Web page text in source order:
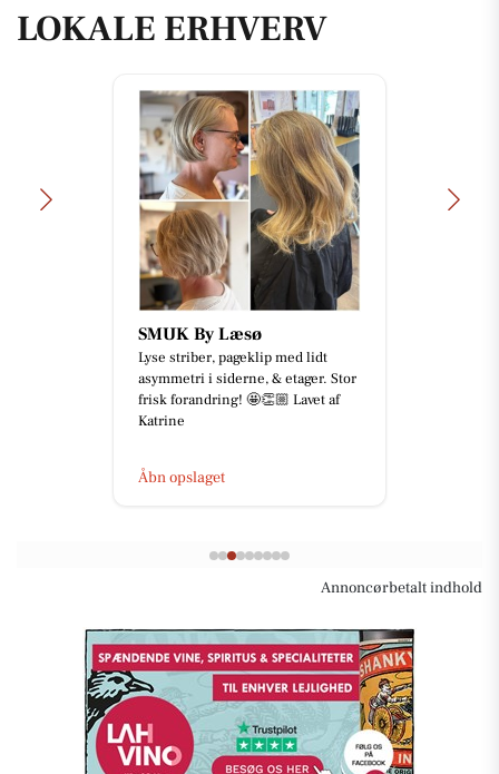
LOKALE ERHVERV
SMUK By Læsø
Lyse striber, pageklip med lidt
asymmetri i siderne, & etager. Stor
frisk forandring! 🤩👏🏼 Lavet af
Katrine
Åbn opslaget
Annoncørbetalt indhold